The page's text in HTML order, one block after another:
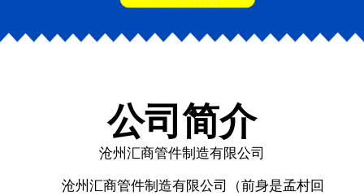
公司简介
沧州汇商管件制造有限公司
沧州汇商管件制造有限公司（前身是孟村回